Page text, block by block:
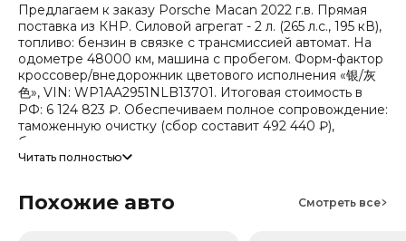
Предлагаем к заказу Porsche Macan 2022 г.в. Прямая
поставка из КНР. Силовой агрегат - 2 л. (265 л.с., 195 кВ),
топливо: бензин в связке с трансмиссией автомат. На
одометре 48000 км, машина с пробегом. Форм-фактор
кроссовер/внедорожник цветового исполнения «银/灰
色», VIN: WP1AA2951NLB13701. Итоговая стоимость в
РФ: 6 124 823 ₽. Обеспечиваем полное сопровождение:
таможенную очистку (сбор составит 492 440 ₽),
безопасную доставку и получение всех документов.
дефектовку и точные сроки логистики. Работаем и
Читать полностью
Похожие авто Смотреть все